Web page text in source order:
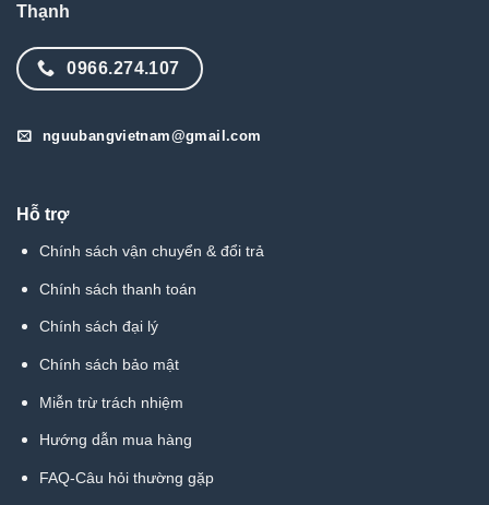
Thạnh
0966.274.107
nguubangvietnam@gmail.com
Hỗ trợ
Chính sách vận chuyển & đổi trả
Chính sách thanh toán
Chính sách đại lý
Chính sách bảo mật
Miễn trừ trách nhiệm
Hướng dẫn mua hàng
FAQ-Câu hỏi thường gặp